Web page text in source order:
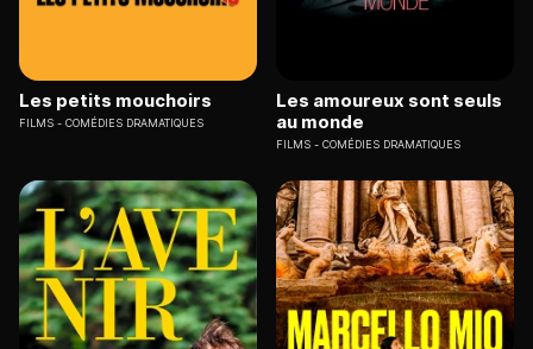
Les petits mouchoirs
FILMS COMÉDIES DRAMATIQUES
Les amoureux sont seuls
au monde
FILMS COMÉDIES DRAMATIQUES